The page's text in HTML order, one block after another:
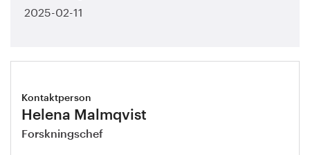
2025-02-11
Kontaktperson
Helena Malmqvist
Forskningschef